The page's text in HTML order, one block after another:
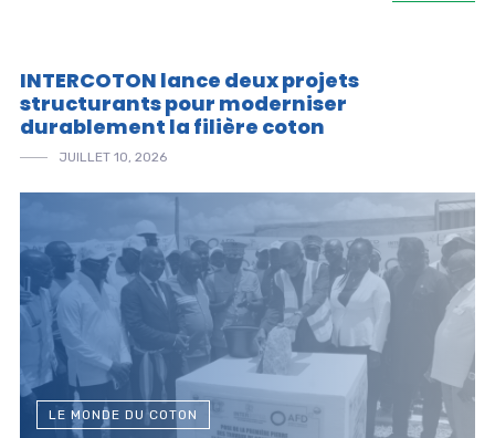
INTERCOTON lance deux projets
structurants pour moderniser
durablement la filière coton
JUILLET 10, 2026
LE MONDE DU COTON